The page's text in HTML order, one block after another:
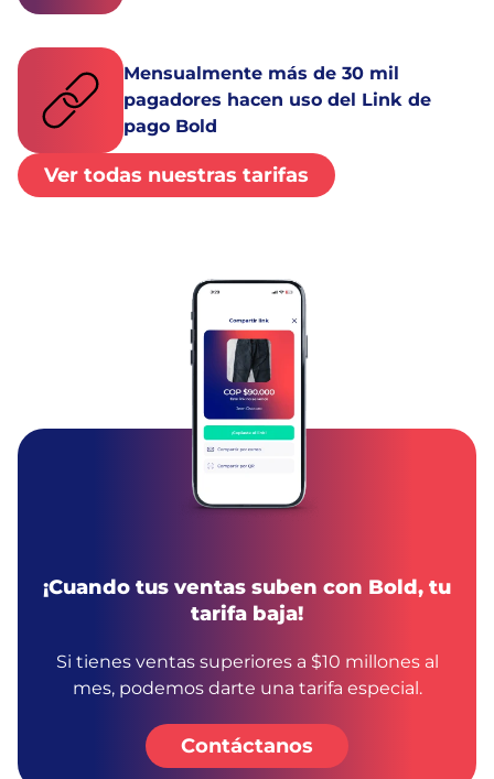
Mensualmente más de 30 mil
pagadores hacen uso del Link de
pago Bold
Ver todas nuestras tarifas
¡Cuando tus ventas suben con Bold, tu
tarifa baja!
Si tienes ventas superiores a $10 millones al
mes, podemos darte una tarifa especial.
Contáctanos